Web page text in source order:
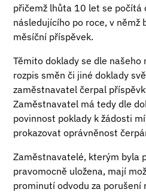
přičemž lhůta 10 let se počítá
následujícího po roce, v němž
měsíční příspěvek.
Těmito doklady se dle našeho
rozpis směn či jiné doklady
zaměstnavatel čerpal
Zaměstnavatel má tedy dle
povinnost poklady k žádosti
prokazovat oprávněnost
Zaměstnavatelé, kterým byla
pravomocně uložena, mají
prominutí odvodu za porušení